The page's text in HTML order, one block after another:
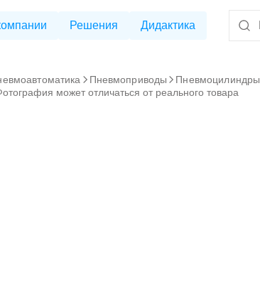
Решения Дидактика
Пневмоприводы Пневмоцилиндры
может отличаться от реального товара